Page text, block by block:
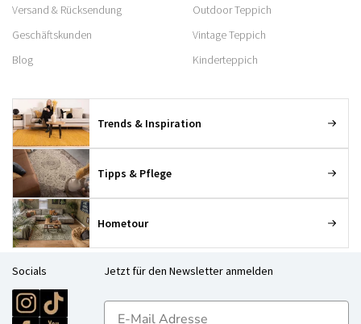
Versand & Rücksendung
Geschäftskunden
Blog
Outdoor Teppich
Vintage Teppich
Kinderteppich
Trends & Inspiration
Tipps & Pflege
Hometour
Socials Jetzt für den Newsletter anmelden
E-mailadres